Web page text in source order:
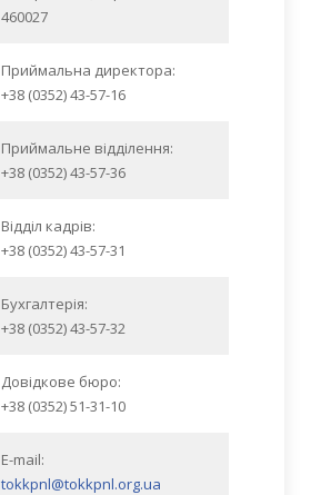
460027
Приймальна директора:
+38 (0352) 43-57-16
Приймальне відділення:
+38 (0352) 43-57-36
Відділ кадрів:
+38 (0352) 43-57-31
Бухгалтерія:
+38 (0352) 43-57-32
Довідкове бюро:
+38 (0352) 51-31-10
E-mail:
tokkpnl@tokkpnl.org.ua